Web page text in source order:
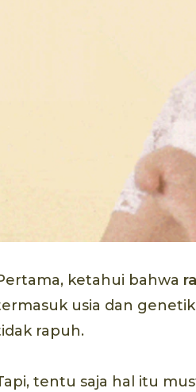
ketahui bahwa
usia dan
rapuh.
tentu saja hal itu